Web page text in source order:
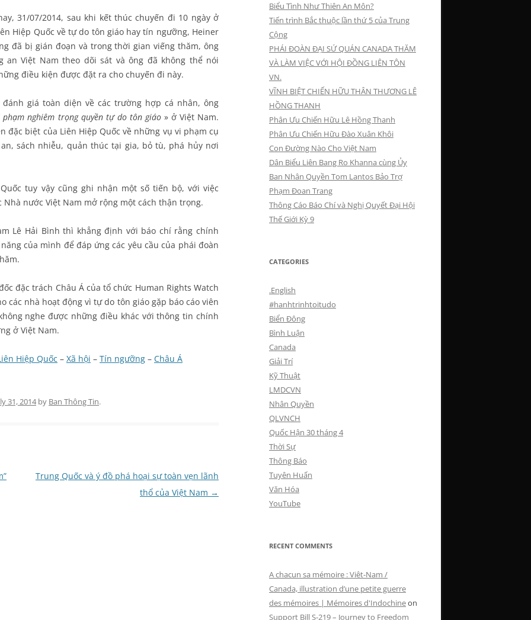
31/07/2014, sau khi kết thúc chuyến đi 10 ngày ở
Hiệp Quốc về tự do tôn giáo hay tín ngưỡng, Heiner
đã bị gián đoạn và trong thời gian viếng thăm, ông
an Việt Nam theo dõi sát và ông đã không thể nói
điều kiện được đặt ra cho chuyến đi này.
giá toàn diện về các trường hợp cá nhân, ông
phạm nghiêm trọng quyền tự do tôn giáo» ở Việt Nam.
đặc biệt của Liên Hiệp Quốc về những vụ vi phạm cụ
sách nhiễu, quản thúc tại gia, bỏ tù, phá hủy nơi
tuy vậy cũng ghi nhận một số tiến bộ, với việc
nước Việt Nam mở rộng một cách thận trọng.
Lê Hải Bình thì khẳng định với báo chí rằng chính
của mình để đáp ứng các yêu cầu của phái đoàn
đặc trách Châu Á của tổ chức Human Rights Watch
các nhà hoạt động vì tự do tôn giáo gặp báo cáo viên
nghe được những điều khác với thông tin chính
ở Việt Nam.
Hiệp Quốc – Xã hội – Tín ngưỡng – Châu Á
31, 2014by Ban Thông Tin.
Trung Quốc và ý đồ phá hoại sự toàn vẹn lãnh
thổ của Việt Nam →
Biểu Tình Như Thiên An Môn?
Tiến trình Bắc thuộc lần thứ 5 của Trung
Cộng
PHÁI ĐOÀN ĐẠI SỨ QUÁN CANADA THĂM
VÀ LÀM VIỆC VỚI HỘI ĐỒNG LIÊN TÔN
VN.
VĨNH BIỆT CHIẾN HỮU THÂN THƯƠNG LÊ
HỒNG THANH
Phân Ưu Chiến Hữu Lê Hồng Thanh
Phân Ưu Chiến Hữu Đào Xuân Khôi
Con Đường Nào Cho Việt Nam
Dân Biểu Liên Bang Ro Khanna cùng Ủy
Ban Nhân Quyền Tom Lantos Bảo Trợ
Phạm Đoan Trang
Thông Cáo Báo Chí và Nghị Quyết Đại Hội
Thế Giới Kỳ 9
CATEGORIES
.English
#hanhtrinhtoitudo
Biển Đông
Bình Luận
Canada
Giải Trí
Kỹ Thuật
LMDCVN
Nhân Quyền
QLVNCH
Quốc Hận 30 tháng 4
Thời Sự
Thông Báo
Tuyên Huấn
Văn Hóa
YouTube
RECENT COMMENTS
A chacun sa mémoire : Viêt-Nam /
Canada, illustration d’une petite guerre
des mémoires | Mémoires d'Indochineon
Support Bill S-219 – Journey to Freedom